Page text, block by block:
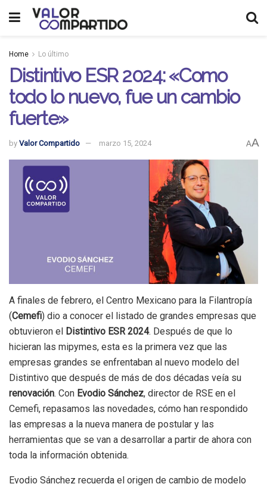
Home Lo último
Distintivo ESR 2024: «Como
todo lo nuevo, fue un cambio
fuerte»
by Valor Compartido marzo 15, 2024 AA
A finales de febrero, el Centro Mexicano para la Filantropía
(Cemefi) dio a conocer el listado de grandes empresas que
obtuvieron el Distintivo ESR 2024. Después de que lo
hicieran las mipymes, esta es la primera vez que las
empresas grandes se enfrentaban al nuevo modelo del
Distintivo que después de más de dos décadas veía su
renovación. Con Evodio Sánchez, director de RSE en el
Cemefi, repasamos las novedades, cómo han respondido
las empresas a la nueva manera de postular y las
herramientas que se van a desarrollar a partir de ahora con
toda la información obtenida.
Evodio Sánchez recuerda el origen de cambio de modelo